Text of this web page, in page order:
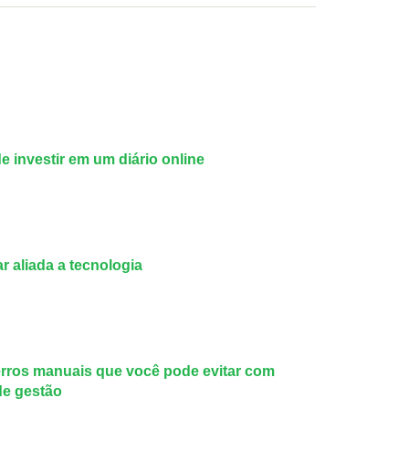
investir em um diário online
aliada a tecnologia
manuais que você pode evitar com
gestão